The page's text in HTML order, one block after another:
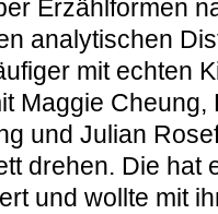
Erzählformen
analytischen
mit echten
Maggie
und Julian
drehen. Die hat
und wollte mit